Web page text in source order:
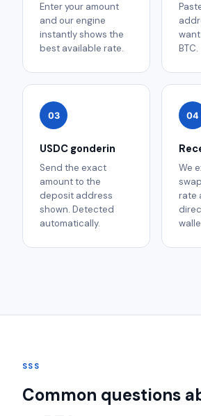
Enter your amount
and our engine
instantly shows the
best available rate.
BTC.
03
USDC gonderin
Send the exact
amount to the
deposit address
shown. Detected
automatically.
04
We
rate
SSS
Common questions